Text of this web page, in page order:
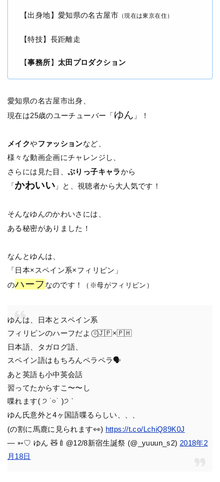
【出身地】愛知県の名古屋市 （現在は東京在住）
【特技】長距離走
【事務所】 太田プロダクション
愛知県の名古屋市出身、
現在は25歳のユーチューバー「ゆん 」！
メイクやファッションなど、
様々な動画企画にチャレンジし、
さらには見た目、ぶりっ子キャラから
「かわいい」と、視聴者から大人気です！
そんなゆんのかわいさには、
ある秘密がありました！
なんとゆんは、
「日本×スペイン系×フィリピン」
のハーフ なのです！ （※母がフィリピン）
ゆんは、日本とスペイン系
フィリピンのハーフだよ ⍤⃝🇯🇵×🇵🇭
日本語、タガログ語、
スペイン語はもちろんペラペラ🗣
あと英語も小中英会話
習ってたからすこ〜〜し
喋れます( ੭ ˙࿁˙ )੭ ᐝ
ゆん氏意外と4ヶ国語喋るらしい、、、
(の割に馬鹿に見られます👀) https://t.co/LchiQ89K0J
— ➳♡ ゆん 🧸🍼@12/8新宿生誕祭 (@_yuuun_s2) 2018年2
月18日